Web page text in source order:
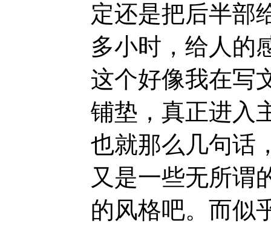
定还是把后半部
多小时，给人的
这个好像我在写
铺垫，真正进入
也就那么几句话
又是一些无所谓
的风格吧。而似